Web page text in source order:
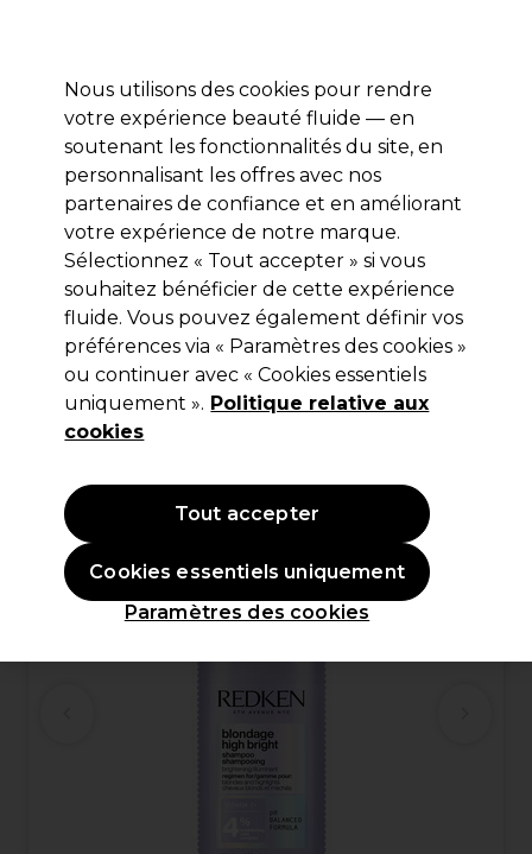
Se connecter
Marques Bons plans Coiffure Electro et Matériel
Livraison et délais
lire la suite
Redken
Redken Blondage High Bright
Shampooing
(0)
14,20 €Hors TVA
Nous utilisons des cookies pour rendre
votre expérience beauté fluide — en
soutenant les fonctionnalités du site, en
personnalisant les offres avec nos
partenaires de confiance et en améliorant
votre expérience de notre marque.
Sélectionnez « Tout accepter » si vous
souhaitez bénéficier de cette expérience
fluide. Vous pouvez également définir vos
préférences via « Paramètres des cookies »
ou continuer avec « Cookies essentiels
uniquement ». Politique relative aux
cookies
Paramètres des cookies
Cookies essentiels uniquement
Tout accepter